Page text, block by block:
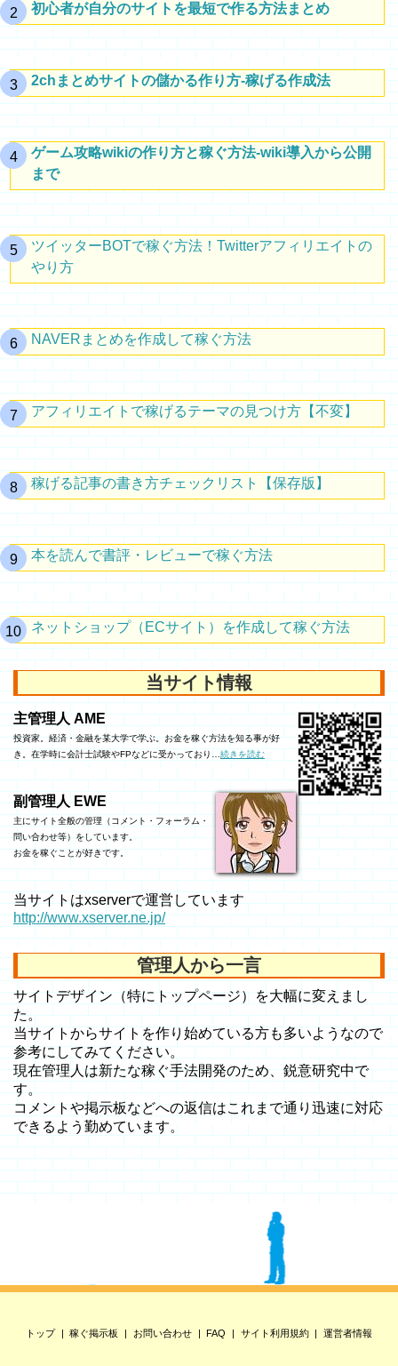
初心者が自分のサイトを最短で作る方法まとめ
2chまとめサイトの儲かる作り方-稼げる作成法
ゲーム攻略wikiの作り方と稼ぐ方法-wiki導入から公開
まで
ツイッターBOTで稼ぐ方法！Twitterアフィリエイトの
やり方
NAVERまとめを作成して稼ぐ方法
アフィリエイトで稼げるテーマの見つけ方【不変】
稼げる記事の書き方チェックリスト【保存版】
本を読んで書評・レビューで稼ぐ方法
ネットショップ（ECサイト）を作成して稼ぐ方法
当サイト情報
主管理人 AME
投資家。経済・金融を某大学で学ぶ。お金を稼ぐ方法を知る事が好
き。在学時に会計士試験やFPなどに受かっており… 続きを読む
副管理人 EWE
主にサイト全般の管理（コメント・フォーラム・
問い合わせ等）をしています。
お金を稼ぐことが好きです。
当サイトはxserverで運営しています
http://www.xserver.ne.jp/
管理人から一言
サイトデザイン（特にトップページ）を大幅に変えまし
た。
当サイトからサイトを作り始めている方も多いようなので
参考にしてみてください。
現在管理人は新たな稼ぐ手法開発のため、鋭意研究中で
す。
コメントや掲示板などへの返信はこれまで通り迅速に対応
できるよう勤めています。
トップ 稼ぐ掲示板 お問い合わせ FAQ サイト利用規約 運営者情報